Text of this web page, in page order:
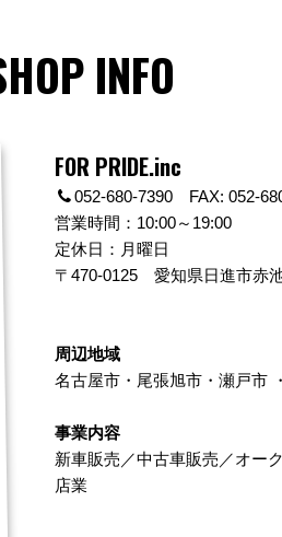
INFO
FOR PRIDE.inc
052-680-7390 FAX: 052-
営業時間：10:00～19:00
定休日：月曜日
〒470-0125 愛知県日進市赤
周辺地域
名古屋市・ 尾張旭市・ 瀬戸市・
事業内容
新車販売／中古車販売／オー
店業